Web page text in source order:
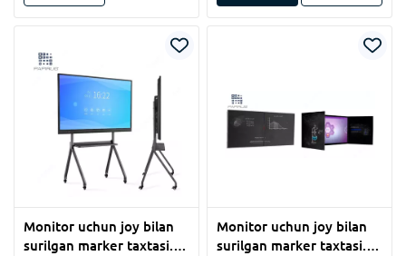
Monitor uchun joy bilan
surilgan marker taxtasi.
Monitor uchun joy bilan
surilgan marker taxtasi.